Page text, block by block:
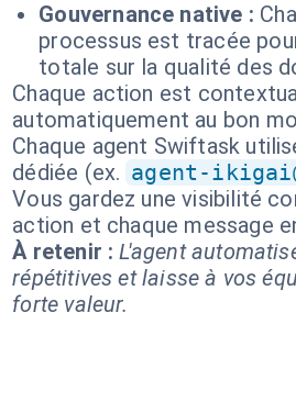
Gouvernance native :
processus est tracée
totale sur la qualité des
Chaque action est
automatiquement au bon
Chaque agent Swiftask
dédiée (ex. agent-
Vous gardez une visibilité
action et chaque message
À retenir : L'agent
répétitives et laisse à vos
forte valeur.